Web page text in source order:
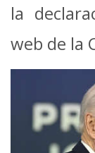
la
web de la